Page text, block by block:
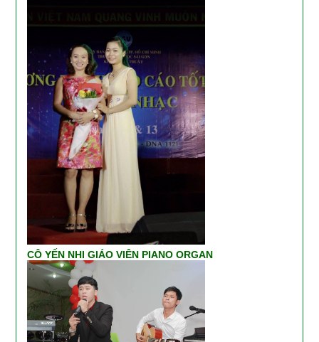
CÔ YẾN NHI GIÁO VIÊN PIANO ORGAN